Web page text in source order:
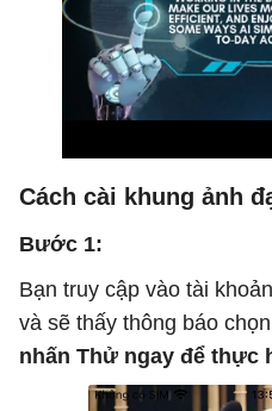
Cách cài khung ảnh
Bước 1:
Bạn truy cập vào tài
và sẽ thấy thông báo
nhấn Thử ngay để thực